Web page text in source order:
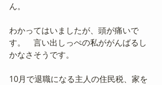
ん。
わかってはいましたが、頭が痛いで
す。　言い出しっぺの私ががんばるし
かなさそうです。
10月で退職になる主人の住民税、家を